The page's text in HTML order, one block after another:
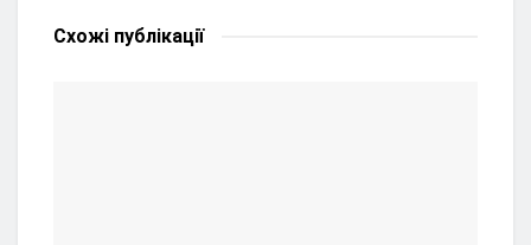
Схожі публікації